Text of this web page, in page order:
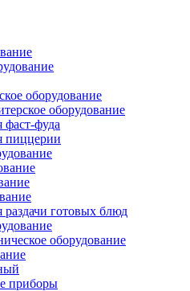
оборудование
оборудование
фаст-фуда
пиццерии
раздачи готовых блюд
оборудование
приборы